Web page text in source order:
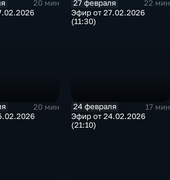
20 мин
27 февраля
22 мин
Эфир от 27.02.2026
(11:30)
20 мин
24 февраля
17 мин
Эфир от 24.02.2026
(21:10)